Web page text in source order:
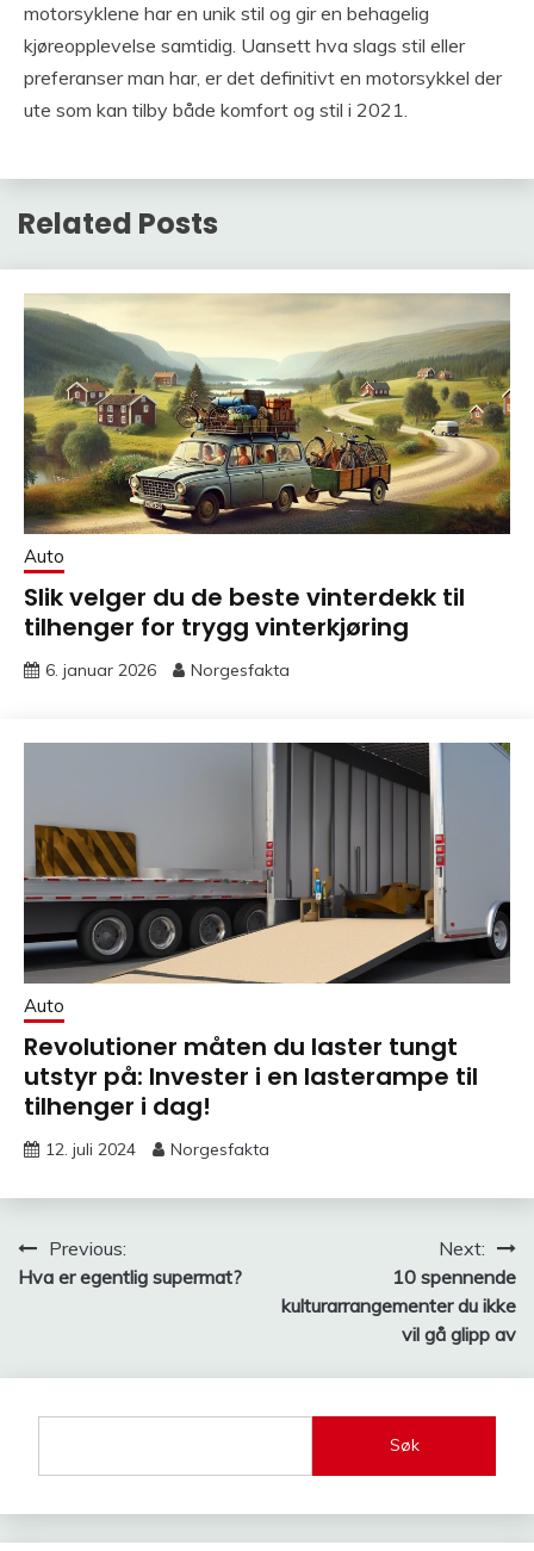
motorsyklene har en unik stil og gir en behagelig
kjøreopplevelse samtidig. Uansett hva slags stil eller
preferanser man har, er det definitivt en motorsykkel der
ute som kan tilby både komfort og stil i 2021.
Related Posts
Auto
Slik velger du de beste vinterdekk til
tilhenger for trygg vinterkjøring
6. januar 2026 Norgesfakta
Auto
Revolutioner måten du laster tungt
utstyr på: Invester i en lasterampe til
tilhenger i dag!
12. juli 2024 Norgesfakta
Innleggsnavigasjon
Previous:
Hva er egentlig supermat?
Next:
10 spennende
kulturarrangementer du ikke
vil gå glipp av
Søk